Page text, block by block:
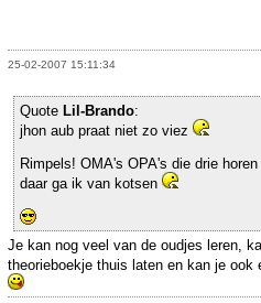
25-02-2007 15:11:34
Quote Lil-Brando:
jhon aub praat niet zo viez
Rimpels! OMA's OPA's die drie
daar ga ik van kotsen
Je kan nog veel van de oudjes leren,
theorieboekje thuis laten en kan je ook